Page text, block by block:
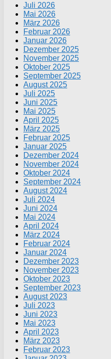
Juli 2026
Mai 2026
März 2026
Februar 2026
Januar 2026
Dezember 2025
November 2025
Oktober 2025
September 2025
August 2025
Juli 2025
Juni 2025
Mai 2025
April 2025
März 2025
Februar 2025
Januar 2025
Dezember 2024
November 2024
Oktober 2024
September 2024
August 2024
Juli 2024
Juni 2024
Mai 2024
April 2024
März 2024
Februar 2024
Januar 2024
Dezember 2023
November 2023
Oktober 2023
September 2023
August 2023
Juli 2023
Juni 2023
Mai 2023
April 2023
März 2023
Februar 2023